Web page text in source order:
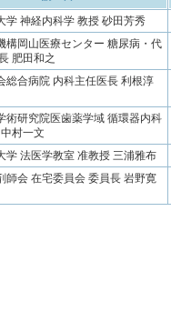
学 神経内科学 教授 砂田芳秀
構岡山医療センター 糖尿病・代
肥田和之
総合病院 内科主任医長 利根淳
術研究院医歯薬学域 循環器内科
村一文
学 法医学教室 准教授 三浦雅布
師会 在宅委員会 委員長 岩野寛